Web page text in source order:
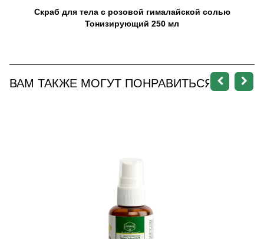
Скраб для тела с розовой гималайской солью
Тонизирующий 250 мл
ВАМ ТАКЖЕ МОГУТ ПОНРАВИТЬСЯ